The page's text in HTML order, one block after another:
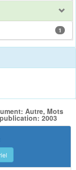
1
Autre, Mots
2003